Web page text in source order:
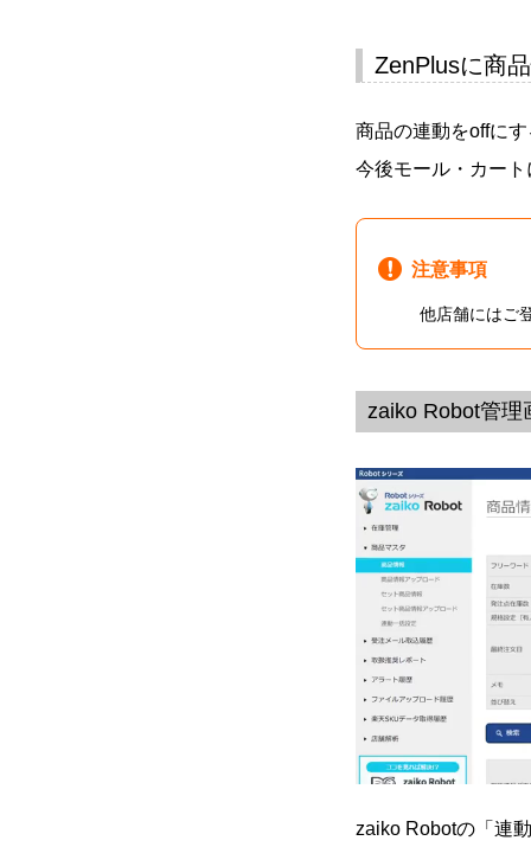
ZenPlusに商
商品の連動をoffに
今後モール・カー
注意事項
他店舗にはご
zaiko Robot管理
zaiko Robotの「連